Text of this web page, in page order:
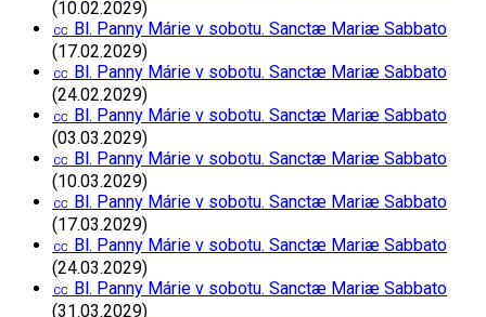
(10.02.2029)
㏄ Bl. Panny Márie v sobotu. Sanctæ Mariæ Sabbato
(17.02.2029)
㏄ Bl. Panny Márie v sobotu. Sanctæ Mariæ Sabbato
(24.02.2029)
㏄ Bl. Panny Márie v sobotu. Sanctæ Mariæ Sabbato
(03.03.2029)
㏄ Bl. Panny Márie v sobotu. Sanctæ Mariæ Sabbato
(10.03.2029)
㏄ Bl. Panny Márie v sobotu. Sanctæ Mariæ Sabbato
(17.03.2029)
㏄ Bl. Panny Márie v sobotu. Sanctæ Mariæ Sabbato
(24.03.2029)
㏄ Bl. Panny Márie v sobotu. Sanctæ Mariæ Sabbato
(31.03.2029)